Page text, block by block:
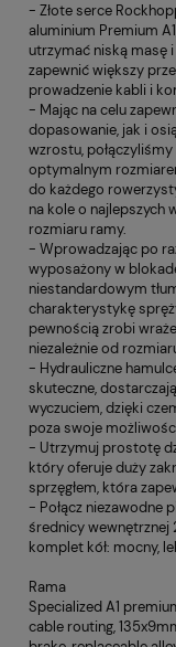
- Złote serce
aluminium Premium
utrzymać niską masę
zapewnić większy
prowadzenie kabli i
- Mając na celu
dopasowanie, jak i
wzrostu,
optymalnym
do każdego
na kole o najlepszych
rozmiaru ramy.
- Wprowadzając po
wyposażony w
niestandardowym
charakterystykę
pewnością zrobi
niezależnie od
- Hydrauliczne
skuteczne,
wyczuciem, dzięki
poza swoje
- Utrzymuj prostotę
który oferuje duży
sprzęgłem, która
- Połącz niezawodne
średnicy wewnętrznej
komplet kół: mocny,
Rama
Specialized A1
cable routing,